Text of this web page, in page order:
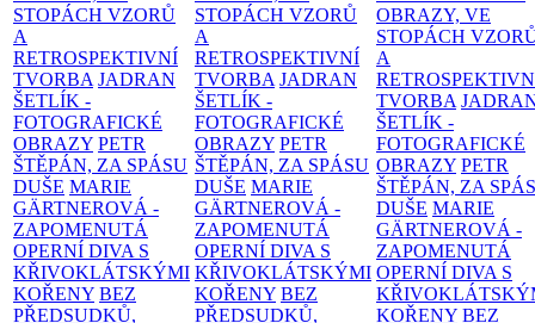
STOPÁCH VZORŮ
A
RETROSPEKTIVNÍ
TVORBA JADRAN
ŠETLÍK -
FOTOGRAFICKÉ
OBRAZY PETR
ŠTĚPÁN, ZA SPÁSU
DUŠE MARIE
GÄRTNEROVÁ -
ZAPOMENUTÁ
OPERNÍ DIVA S
KŘIVOKLÁTSKÝMI
KOŘENY BEZ
PŘEDSUDKŮ,
STOPÁCH VZORŮ
A
RETROSPEKTIVNÍ
TVORBA JADRAN
ŠETLÍK -
FOTOGRAFICKÉ
OBRAZY PETR
ŠTĚPÁN, ZA SPÁSU
DUŠE MARIE
GÄRTNEROVÁ -
ZAPOMENUTÁ
OPERNÍ DIVA S
KŘIVOKLÁTSKÝMI
KOŘENY BEZ
PŘEDSUDKŮ,
OBRAZY, VE
STOPÁCH
A
TVORBA
ŠETLÍK -
FOTOGRAFICKÉ
OBRAZY PETR
ŠTĚPÁN, ZA
DUŠE MARIE
GÄRTNEROVÁ -
ZAPOMENUTÁ
OPERNÍ DIVA S
KOŘENY BEZ